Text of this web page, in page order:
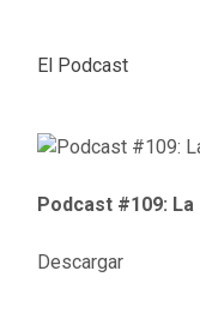
El Podcast
Podcast #109: La
Descargar